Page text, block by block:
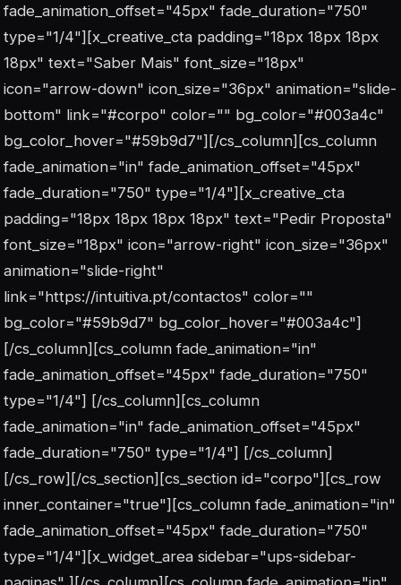
fade_animation_offset="45px" fade_duration="750"
type="1/4"][x_creative_cta padding="18px 18px 18px
18px" text="Saber Mais" font_size="18px"
icon="arrow-down" icon_size="36px" animation="slide-
bottom" link="#corpo" color="" bg_color="#003a4c"
bg_color_hover="#59b9d7"][/cs_column][cs_column
fade_animation="in" fade_animation_offset="45px"
fade_duration="750" type="1/4"][x_creative_cta
padding="18px 18px 18px 18px" text="Pedir Proposta"
font_size="18px" icon="arrow-right" icon_size="36px"
animation="slide-right"
link="https://intuitiva.pt/contactos" color=""
bg_color="#59b9d7" bg_color_hover="#003a4c"]
[/cs_column][cs_column fade_animation="in"
fade_animation_offset="45px" fade_duration="750"
type="1/4"] [/cs_column][cs_column
fade_animation="in" fade_animation_offset="45px"
fade_duration="750" type="1/4"] [/cs_column]
[/cs_row][/cs_section][cs_section id="corpo"][cs_row
inner_container="true"][cs_column fade_animation="in"
fade_animation_offset="45px" fade_duration="750"
type="1/4"][x_widget_area sidebar="ups-sidebar-